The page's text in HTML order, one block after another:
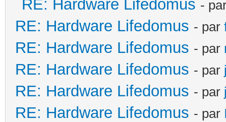
RE: Hardware Lifedomus -
RE: Hardware Lifedomus - par
RE: Hardware Lifedomus - par
RE: Hardware Lifedomus - par
RE: Hardware Lifedomus - par
RE: Hardware Lifedomus - par